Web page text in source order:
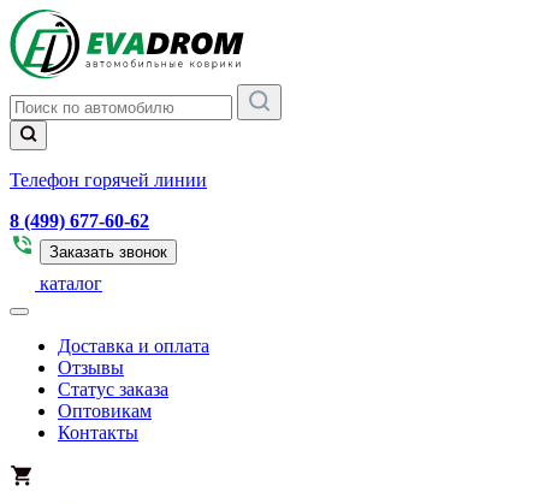
Телефон горячей линии
8 (499) 677-60-62
Заказать звонок
каталог
Доставка и оплата
Отзывы
Статус заказа
Оптовикам
Контакты